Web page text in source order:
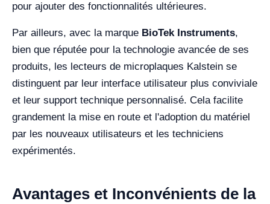
pour ajouter des fonctionnalités ultérieures.
Par ailleurs, avec la marque BioTek Instruments,
bien que réputée pour la technologie avancée de ses
produits, les lecteurs de microplaques Kalstein se
distinguent par leur interface utilisateur plus conviviale
et leur support technique personnalisé. Cela facilite
grandement la mise en route et l'adoption du matériel
par les nouveaux utilisateurs et les techniciens
expérimentés.
Avantages et Inconvénients de la